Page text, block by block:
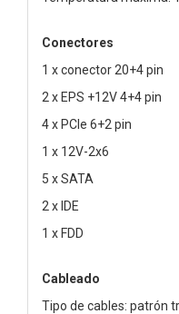
Conectores
1 x conector 20+4 pin
2 x EPS +12V 4+4 pin
4 x PCIe 6+2 pin
1 x 12V-2x6
5 x SATA
2 x IDE
1 x FDD
Cableado
Tipo de cables: patrón